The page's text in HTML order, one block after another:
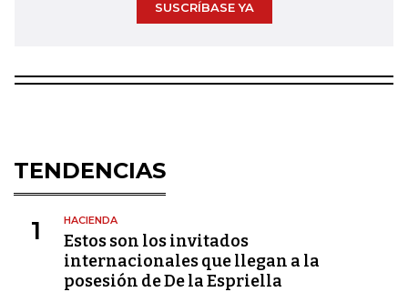
SUSCRÍBASE YA
TENDENCIAS
1 HACIENDA
Estos son los invitados
internacionales que llegan a la
posesión de De la Espriella